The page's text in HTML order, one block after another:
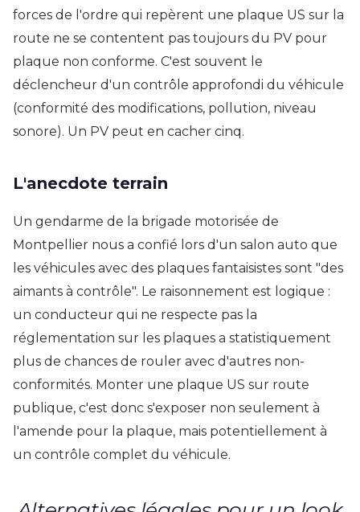
forces de l'ordre qui repèrent une plaque US sur la
route ne se contentent pas toujours du PV pour
plaque non conforme. C'est souvent le
déclencheur d'un contrôle approfondi du véhicule
(conformité des modifications, pollution, niveau
sonore). Un PV peut en cacher cinq.
L'anecdote terrain
Un gendarme de la brigade motorisée de
Montpellier nous a confié lors d'un salon auto que
les véhicules avec des plaques fantaisistes sont "des
aimants à contrôle". Le raisonnement est logique :
un conducteur qui ne respecte pas la
réglementation sur les plaques a statistiquement
plus de chances de rouler avec d'autres non-
conformités. Monter une plaque US sur route
publique, c'est donc s'exposer non seulement à
l'amende pour la plaque, mais potentiellement à
un contrôle complet du véhicule.